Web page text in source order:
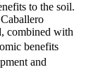
to the soil.
combined with
benefits
and